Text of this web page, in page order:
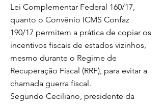
Lei Complementar Federal 160/17,
quanto o Convênio ICMS Confaz
190/17 permitem a prática de copiar os
incentivos fiscais de estados vizinhos,
mesmo durante o Regime de
Recuperação Fiscal (RRF), para evitar a
chamada guerra fiscal.
Segundo Ceciliano, presidente da